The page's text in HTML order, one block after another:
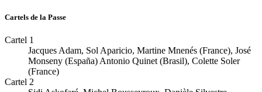
Cartels de la Passe
Cartel 1
Jacques Adam, Sol Aparicio, Martine Mnenés (France), José
Monseny (España) Antonio Quinet (Brasil), Colette Soler
(France)
Cartel 2